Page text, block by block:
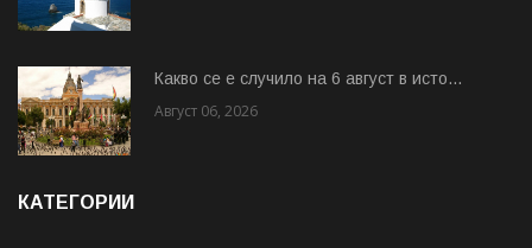
Какво се е случило на 6 август в исто...
Август 06, 2026
КАТЕГОРИИ